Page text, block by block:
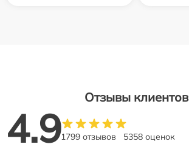
Отзывы клиентов
4.91799 отзывов 5358 оценок